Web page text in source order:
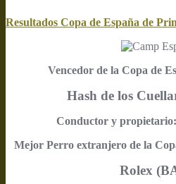
Resultados Copa de España de
Vencedor de la Copa de
Hash de los
Conductor y propietario:
Mejor Perro extranjero de la
Rolex